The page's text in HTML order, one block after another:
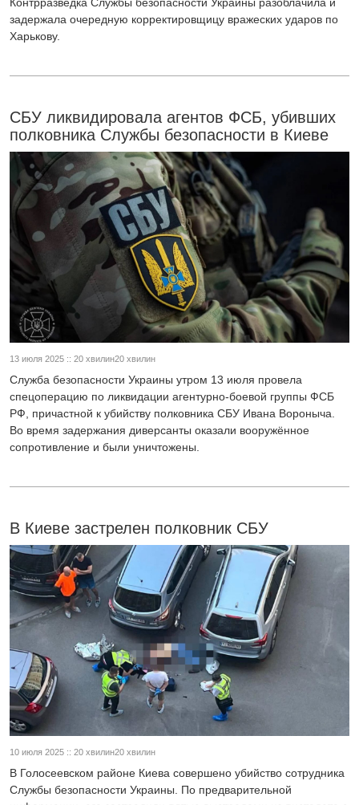
задержала очередную корректировщицу вражеских ударов по
Харькову.
СБУ ликвидировала агентов ФСБ, убивших
полковника Службы безопасности в Киеве
13 июля 2025 :: 20 хвилин20 хвилин
Служба безопасности Украины утром 13 июля провела
спецоперацию по ликвидации агентурно-боевой группы ФСБ
РФ, причастной к убийству полковника СБУ Ивана Вороныча.
Во время задержания диверсанты оказали вооружённое
сопротивление и были уничтожены.
В Киеве застрелен полковник СБУ
10 июля 2025 :: 20 хвилин20 хвилин
В Голосеевском районе Киева совершено убийство сотрудника
Службы безопасности Украины. По предварительной